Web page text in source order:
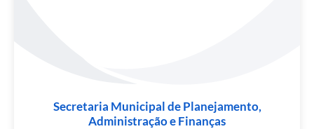
Secretaria Municipal de Planejamento,
Administração e Finanças